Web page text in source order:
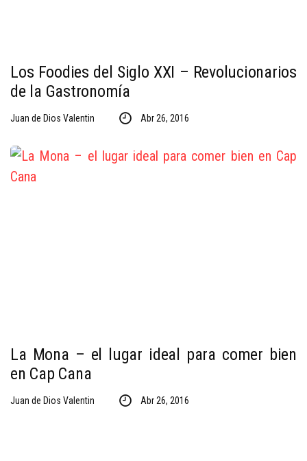
Los Foodies del Siglo XXI – Revolucionarios
de la Gastronomía
Juan de Dios Valentin Abr 26, 2016
La Mona – el lugar ideal para comer bien
en Cap Cana
Juan de Dios Valentin Abr 26, 2016